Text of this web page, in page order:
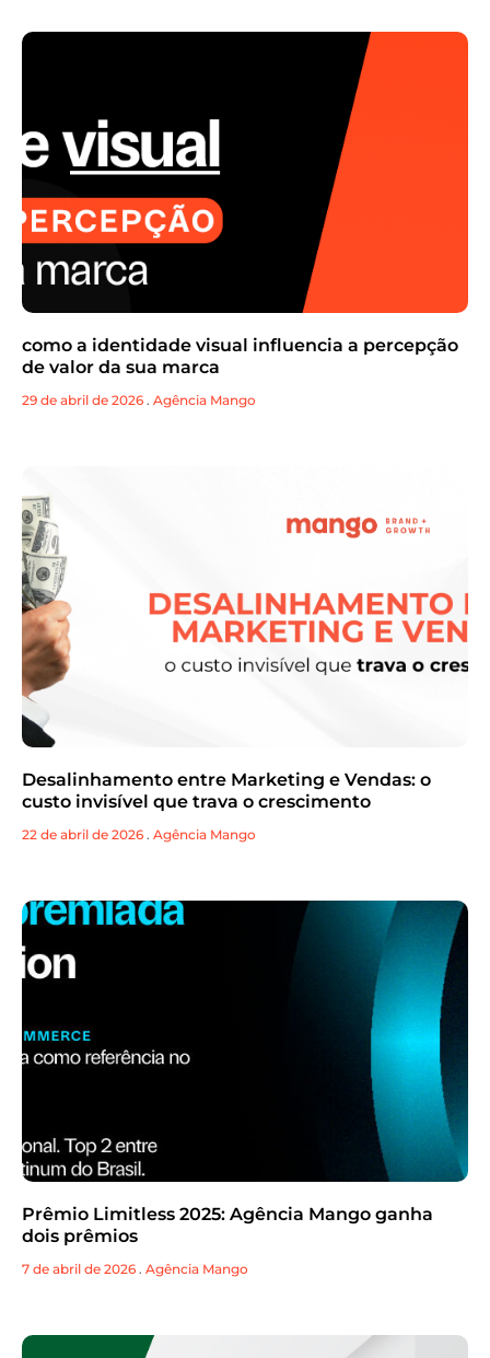
como a identidade visual influencia a percepção
de valor da sua marca
29 de abril de 2026 . Agência Mango
Desalinhamento entre Marketing e Vendas: o
custo invisível que trava o crescimento
22 de abril de 2026 . Agência Mango
Prêmio Limitless 2025: Agência Mango ganha
dois prêmios
7 de abril de 2026 . Agência Mango